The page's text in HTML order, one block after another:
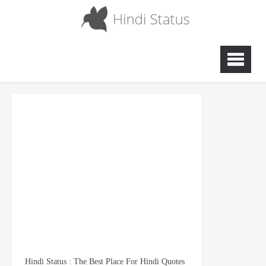
Hindi Status : The Best Place For Hindi Quotes